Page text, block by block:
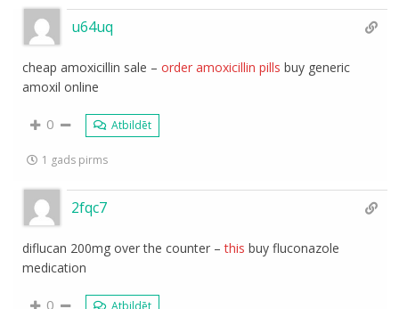
u64uq
cheap amoxicillin sale –order amoxicillin pills buy generic
amoxil online
0 Atbildēt
1 gads pirms
2fqc7
diflucan 200mg over the counter –this buy fluconazole
medication
0 Atbildēt